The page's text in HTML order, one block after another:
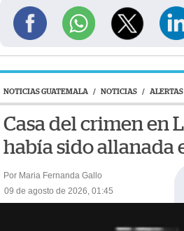
NOTICIAS GUATEMALA / NOTICIAS / ALERTAS
Casa del crimen en
había sido allanada
Por Maria Fernanda Gallo
09 de agosto de 2026, 01:45